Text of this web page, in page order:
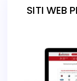
SITI WEB